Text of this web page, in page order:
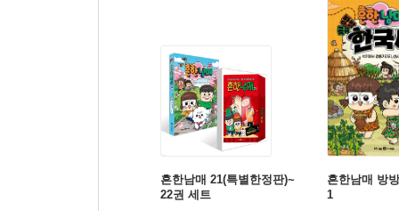
흔한남매 21(특별한정판)~
22권 세트
흔한남매 방
1